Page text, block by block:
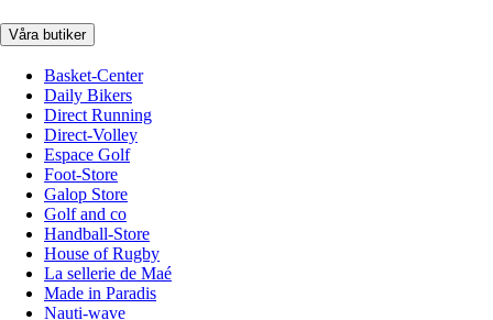
Våra butiker
Basket-Center
Daily Bikers
Direct Running
Direct-Volley
Espace Golf
Foot-Store
Galop Store
Golf and co
Handball-Store
House of Rugby
La sellerie de Maé
Made in Paradis
Nauti-wave